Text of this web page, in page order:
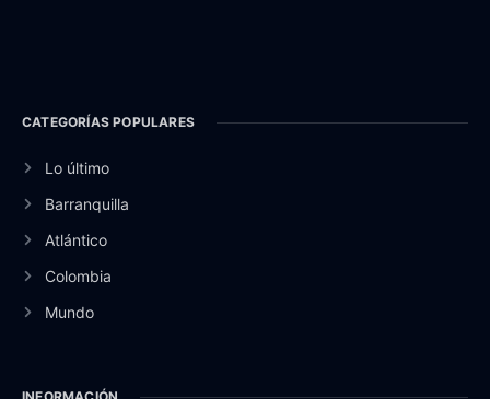
CATEGORÍAS POPULARES
Lo último
Barranquilla
Atlántico
Colombia
Mundo